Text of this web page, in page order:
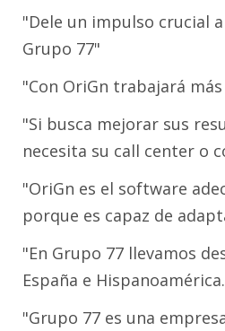
"Dele un impulso crucial
Grupo 77"
"Con OriGn trabajará
"Si busca mejorar sus
necesita su call center o
"OriGn es el software
porque es capaz de
"En Grupo 77 llevamos
España e
"Grupo 77 es una